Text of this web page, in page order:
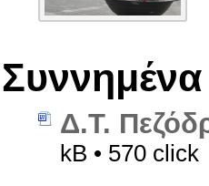
Συννημένα
Δ.Τ.
kB • 570 click